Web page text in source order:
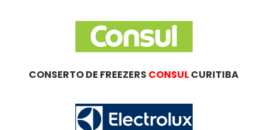
CONSERTO DE FREEZERS CONSULCURITIBA